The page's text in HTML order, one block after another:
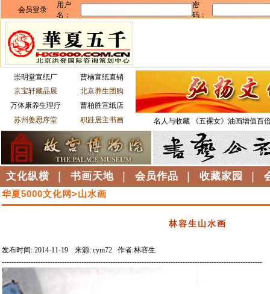
崇明堂宣纸厂
曹楠宣纸直销
京宝轩藏品展
北京养生团购
万体康养生理疗
曹柏胜宣纸店
苏州姜思序堂
积跬居主书画 名人与收藏 《五裸女》油画增值百
文化纵横 书画天地 会员作品 收藏家园
华夏5000文化网>山水画
林容生山水画
发布时间: 2014-11-19
来源: cym72 作者:林容生
------------------------------------------------------------------------------------------------------------